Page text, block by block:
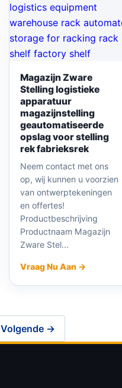
Magazijn Zware
Stelling logistieke
apparatuur
magazijnstelling
geautomatiseerde
opslag voor stelling
rek fabrieksrek
Neem contact met ons
op, wij kunnen u voorzien
van ontwerptekeningen
en offertes!
Productbeschrijving
Productnaam Magazijn
Zware Stel...
Vraag Nu Aan →
Volgende →